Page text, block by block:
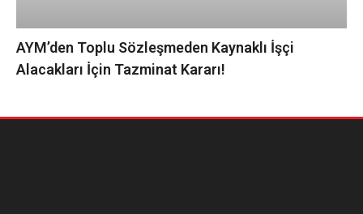
AYM’den Toplu Sözleşmeden Kaynaklı İşçi
Alacakları İçin Tazminat Kararı!